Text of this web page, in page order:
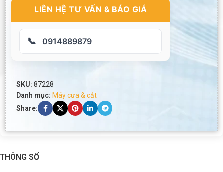
LIÊN HỆ TƯ VẤN & BÁO GIÁ
📞 0914889879
SKU: 87228
Danh mục: Máy cưa & cắt
Share:
THÔNG SỐ